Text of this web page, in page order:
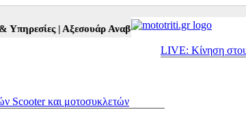
|Αξεσουάρ Αναβάτη και Μοτοσυκλέτας |
LIVE: Κίνηση
Scooter και μοτοσυκλετών